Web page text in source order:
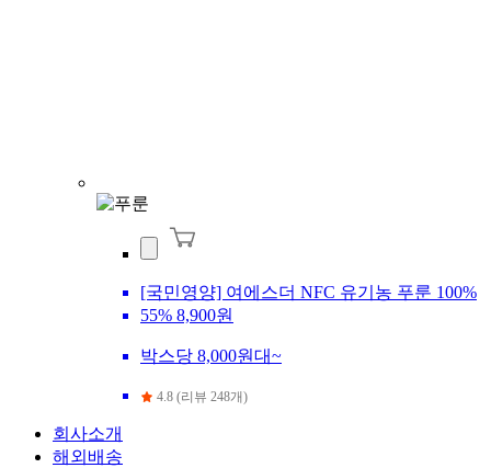
[국민영양] 여에스더 NFC 유기농 푸룬 100%
55% 8,900원
박스당 8,000원대~
4.8 (리뷰 248개)
회사소개
해외배송